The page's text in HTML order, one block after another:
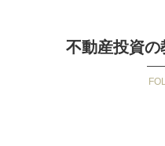
不動産投資の